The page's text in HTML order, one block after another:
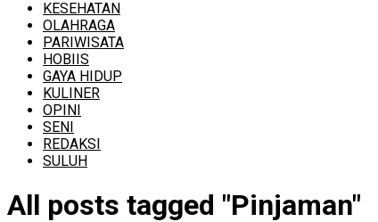
KESEHATAN
OLAHRAGA
PARIWISATA
HOBIIS
GAYA HIDUP
KULINER
OPINI
SENI
REDAKSI
SULUH
All posts tagged "Pinjaman"